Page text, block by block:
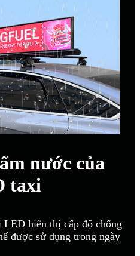
nước của
taxi
hiển thị cấp độ chống
được sử dụng trong ngày